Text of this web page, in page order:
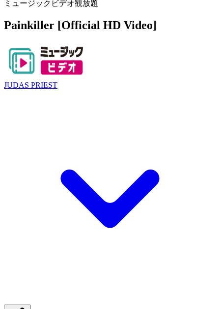
ミュージックビデオ観放題
Painkiller [Official HD Video]
JUDAS PRIEST